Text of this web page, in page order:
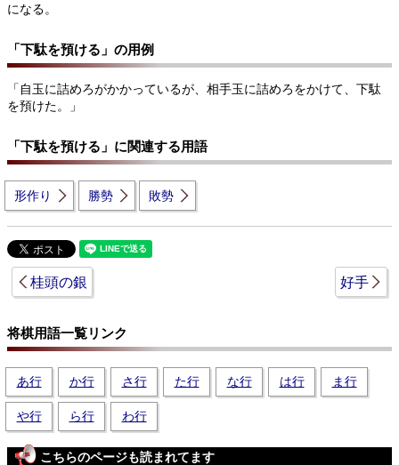
になる。
「下駄を預ける」の用例
「自玉に詰めろがかかっているが、相手玉に詰めろをかけて、下駄
を預けた。」
「下駄を預ける」に関連する用語
形作り 勝勢 敗勢
桂頭の銀 好手
将棋用語一覧リンク
あ行 か行 さ行 た行 な行 は行 ま行
や行 ら行 わ行
こちらのページも読まれてます